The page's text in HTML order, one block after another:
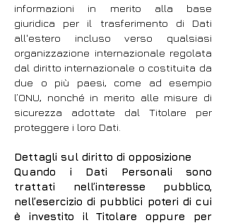
informazioni in merito alla base
giuridica per il trasferimento di Dati
all'estero incluso verso qualsiasi
organizzazione internazionale regolata
dal diritto internazionale o costituita da
due o più paesi, come ad esempio
l’ONU, nonché in merito alle misure di
sicurezza adottate dal Titolare per
proteggere i loro Dati.
Dettagli sul diritto di opposizione
Quando i Dati Personali sono
trattati nell’interesse pubblico,
nell’esercizio di pubblici poteri di cui
è investito il Titolare oppure per